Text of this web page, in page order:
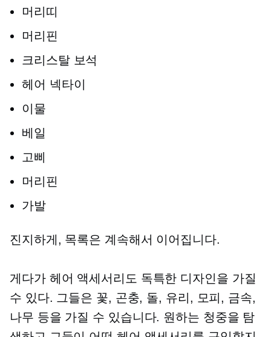
머리띠
머리핀
크리스탈 보석
헤어 넥타이
이물
베일
고삐
머리핀
가발
진지하게, 목록은 계속해서 이어집니다.
게다가 헤어 액세서리도 독특한 디자인을 가질
수 있다. 그들은 꽃, 곤충, 돌, 유리, 모피, 금속,
나무 등을 가질 수 있습니다. 원하는 청중을 탐